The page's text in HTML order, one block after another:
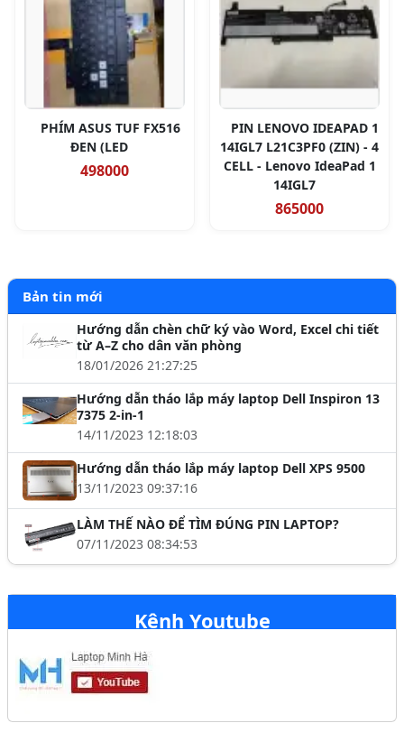
PHÍM ASUS TUF FX516
ĐEN (LED
498000
PIN LENOVO IDEAPAD 1
14IGL7 L21C3PF0 (ZIN) - 4
CELL - Lenovo IdeaPad 1
14IGL7
865000
Bản tin mới
Hướng dẫn chèn chữ ký vào Word, Excel chi tiết
từ A–Z cho dân văn phòng
18/01/2026 21:27:25
Hướng dẫn tháo lắp máy laptop Dell Inspiron 13
7375 2-in-1
14/11/2023 12:18:03
Hướng dẫn tháo lắp máy laptop Dell XPS 9500
13/11/2023 09:37:16
LÀM THẾ NÀO ĐỂ TÌM ĐÚNG PIN LAPTOP?
07/11/2023 08:34:53
Kênh Youtube